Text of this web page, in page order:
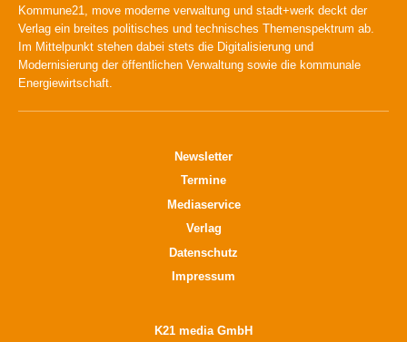
Kommune21, move moderne verwaltung und stadt+werk deckt der
Verlag ein breites politisches und technisches Themenspektrum ab.
Im Mittelpunkt stehen dabei stets die Digitalisierung und
Modernisierung der öffentlichen Verwaltung sowie die kommunale
Energiewirtschaft.
Newsletter
Termine
Mediaservice
Verlag
Datenschutz
Impressum
K21 media GmbH